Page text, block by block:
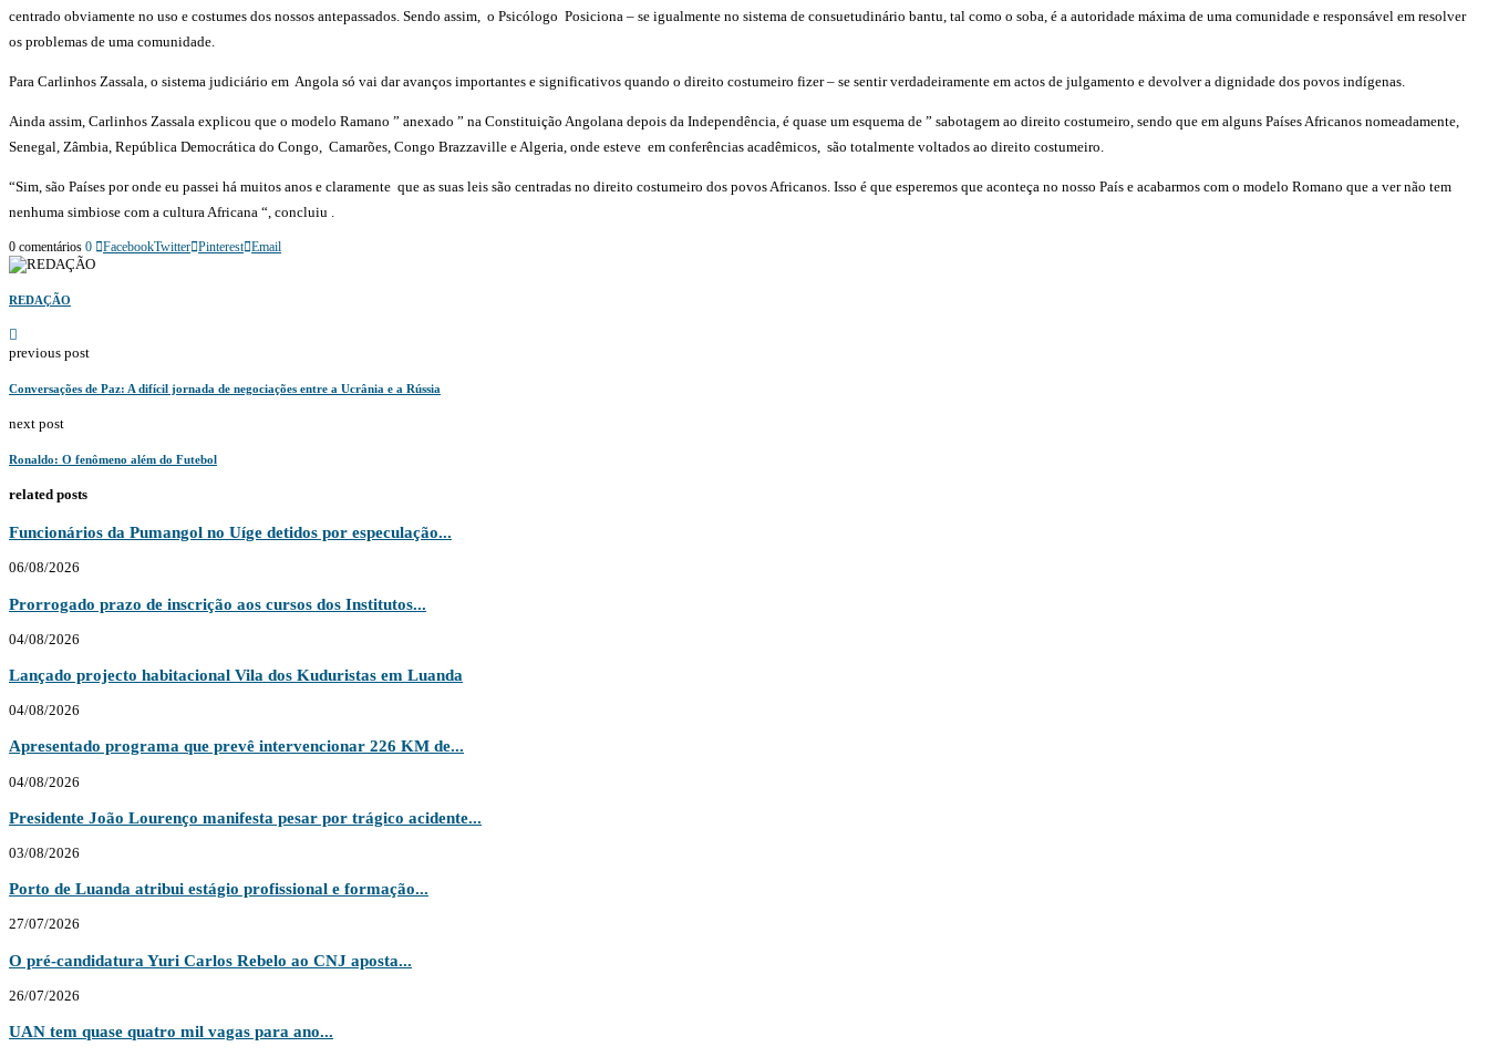
centrado obviamente no uso e costumes dos nossos antepassados. Sendo assim, o Psicólogo Posiciona – se igualmente no sistema de consuetudinário bantu, tal como o soba, é a autoridade máxima de uma comunidade e responsável em resolver
os problemas de uma comunidade.
Para Carlinhos Zassala, o sistema judiciário em Angola só vai dar avanços importantes e significativos quando o direito costumeiro fizer – se sentir verdadeiramente em actos de julgamento e devolver a dignidade dos povos indígenas.
Ainda assim, Carlinhos Zassala explicou que o modelo Ramano ” anexado ” na Constituição Angolana depois da Independência, é quase um esquema de ” sabotagem ao direito costumeiro, sendo que em alguns Países Africanos nomeadamente,
Senegal, Zâmbia, República Democrática do Congo, Camarões, Congo Brazzaville e Algeria, onde esteve em conferências acadêmicos, são totalmente voltados ao direito costumeiro.
“Sim, são Países por onde eu passei há muitos anos e claramente que as suas leis são centradas no direito costumeiro dos povos Africanos. Isso é que esperemos que aconteça no nosso País e acabarmos com o modelo Romano que a ver não tem
nenhuma simbiose com a cultura Africana “, concluiu .
0 comentários 0 FacebookTwitter Pinterest Email
REDAÇÃO
previous post
Conversações de Paz: A difícil jornada de negociações entre a Ucrânia e a Rússia
next post
Ronaldo: O fenômeno além do Futebol
related posts
Funcionários da Pumangol no Uíge detidos por especulação...
06/08/2026
Prorrogado prazo de inscrição aos cursos dos Institutos...
04/08/2026
Lançado projecto habitacional Vila dos Kuduristas em Luanda
04/08/2026
Apresentado programa que prevê intervencionar 226 KM de...
04/08/2026
Presidente João Lourenço manifesta pesar por trágico acidente...
03/08/2026
Porto de Luanda atribui estágio profissional e formação...
27/07/2026
O pré-candidatura Yuri Carlos Rebelo ao CNJ aposta...
26/07/2026
UAN tem quase quatro mil vagas para ano...